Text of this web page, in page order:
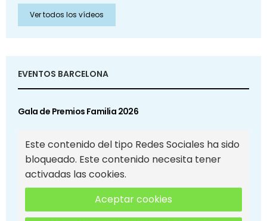
Ver todos los vídeos
EVENTOS BARCELONA
Gala de Premios Familia 2026
Este contenido del tipo Redes Sociales ha sido
bloqueado. Este contenido necesita tener
activadas las cookies.
Aceptar cookies